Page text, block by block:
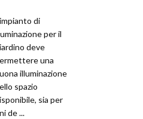
di
per il
deve
una
illuminazione
spazio
sia per
de ...